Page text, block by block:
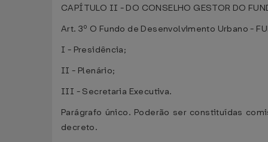
CAPÍTULO II - DO CONSELHO GESTOR DO
Art. 3º O Fundo de Desenvolvimento Urbano -
I - Presidência;
II - Plenário;
III - Secretaria Executiva.
Parágrafo único. Poderão ser constituídas
decreto.